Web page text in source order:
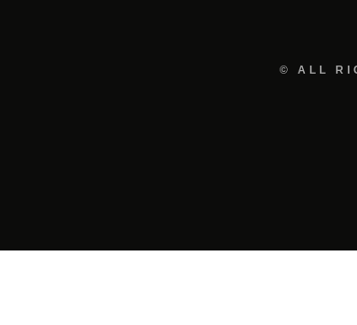
© ALL